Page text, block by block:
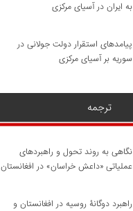
به ایران در آسیای مرکزی
پیامدهای استقرار دولت جولانی در
سوریه بر آسیای مرکزی
ترجمه
نگاهی به روند تحول و راهبردهای
عملیاتی «داعش خراسان» در افغانستان
راهبرد دوگانۀ روسیه در افغانستان و